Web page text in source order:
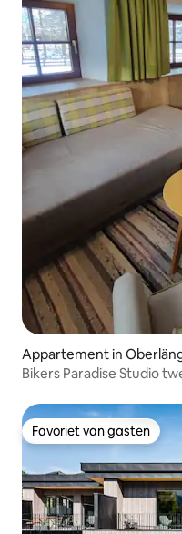
Appartement in
Bikers Paradise Studio
Favoriet van gasten
Favoriet van gasten